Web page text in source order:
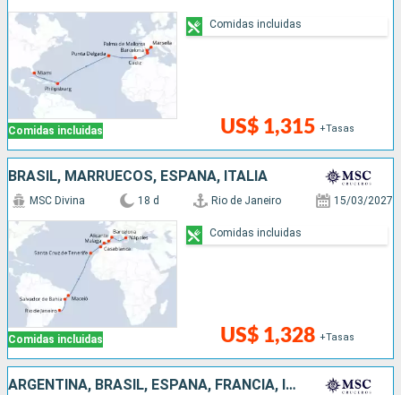
Comidas incluidas US$ 1,315 +Tasas
Comidas incluidas
BRASIL, MARRUECOS, ESPAÑA, ITALIA
Comidas incluidas
MSC Divina 18 d Rio de Janeiro 15/03/2027
US$ 1,328 +Tasas
Comidas incluidas
ARGENTINA, BRASIL, ESPAÑA, FRANCIA, ITALIA